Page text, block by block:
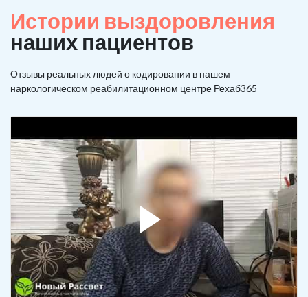
Истории выздоровления
наших пациентов
Отзывы реальных людей о кодировании в нашем
наркологическом реабилитационном центре Рехаб365